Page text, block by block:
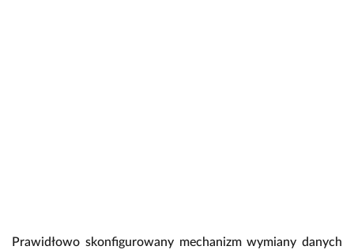
Prawidłowo skonfigurowany mechanizm wymiany danych